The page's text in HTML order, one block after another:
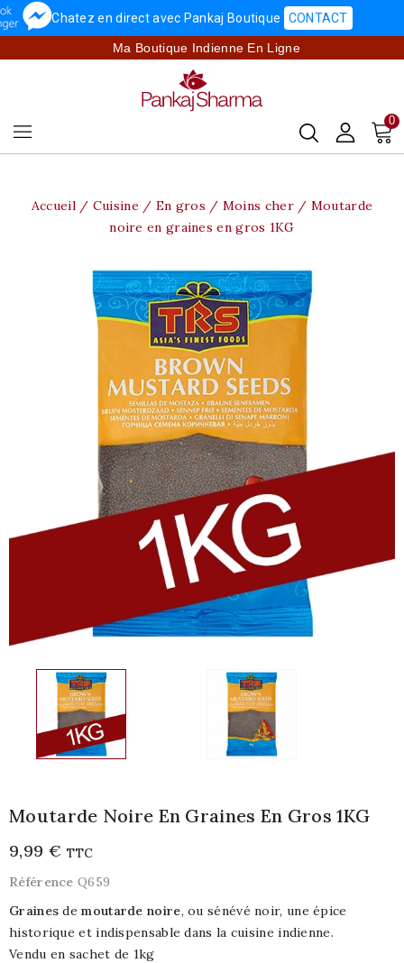
Chatez en direct avec Pankaj Boutique CONTACT
Ma Boutique Indienne En Ligne
0
Accueil Cuisine En gros / Moins cher
Moutarde
noire en graines en gros 1KG
Moutarde Noire En Graines En Gros 1KG
9,99 € TTC
Référence Q659
Graines demoutarde noire, ou sénévé noir, une épice
historique et indispensable dans la cuisine indienne.
Vendu en sachet de 1kg